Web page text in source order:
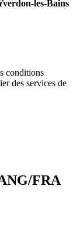
les-Bains
conditions
des services de
FRA